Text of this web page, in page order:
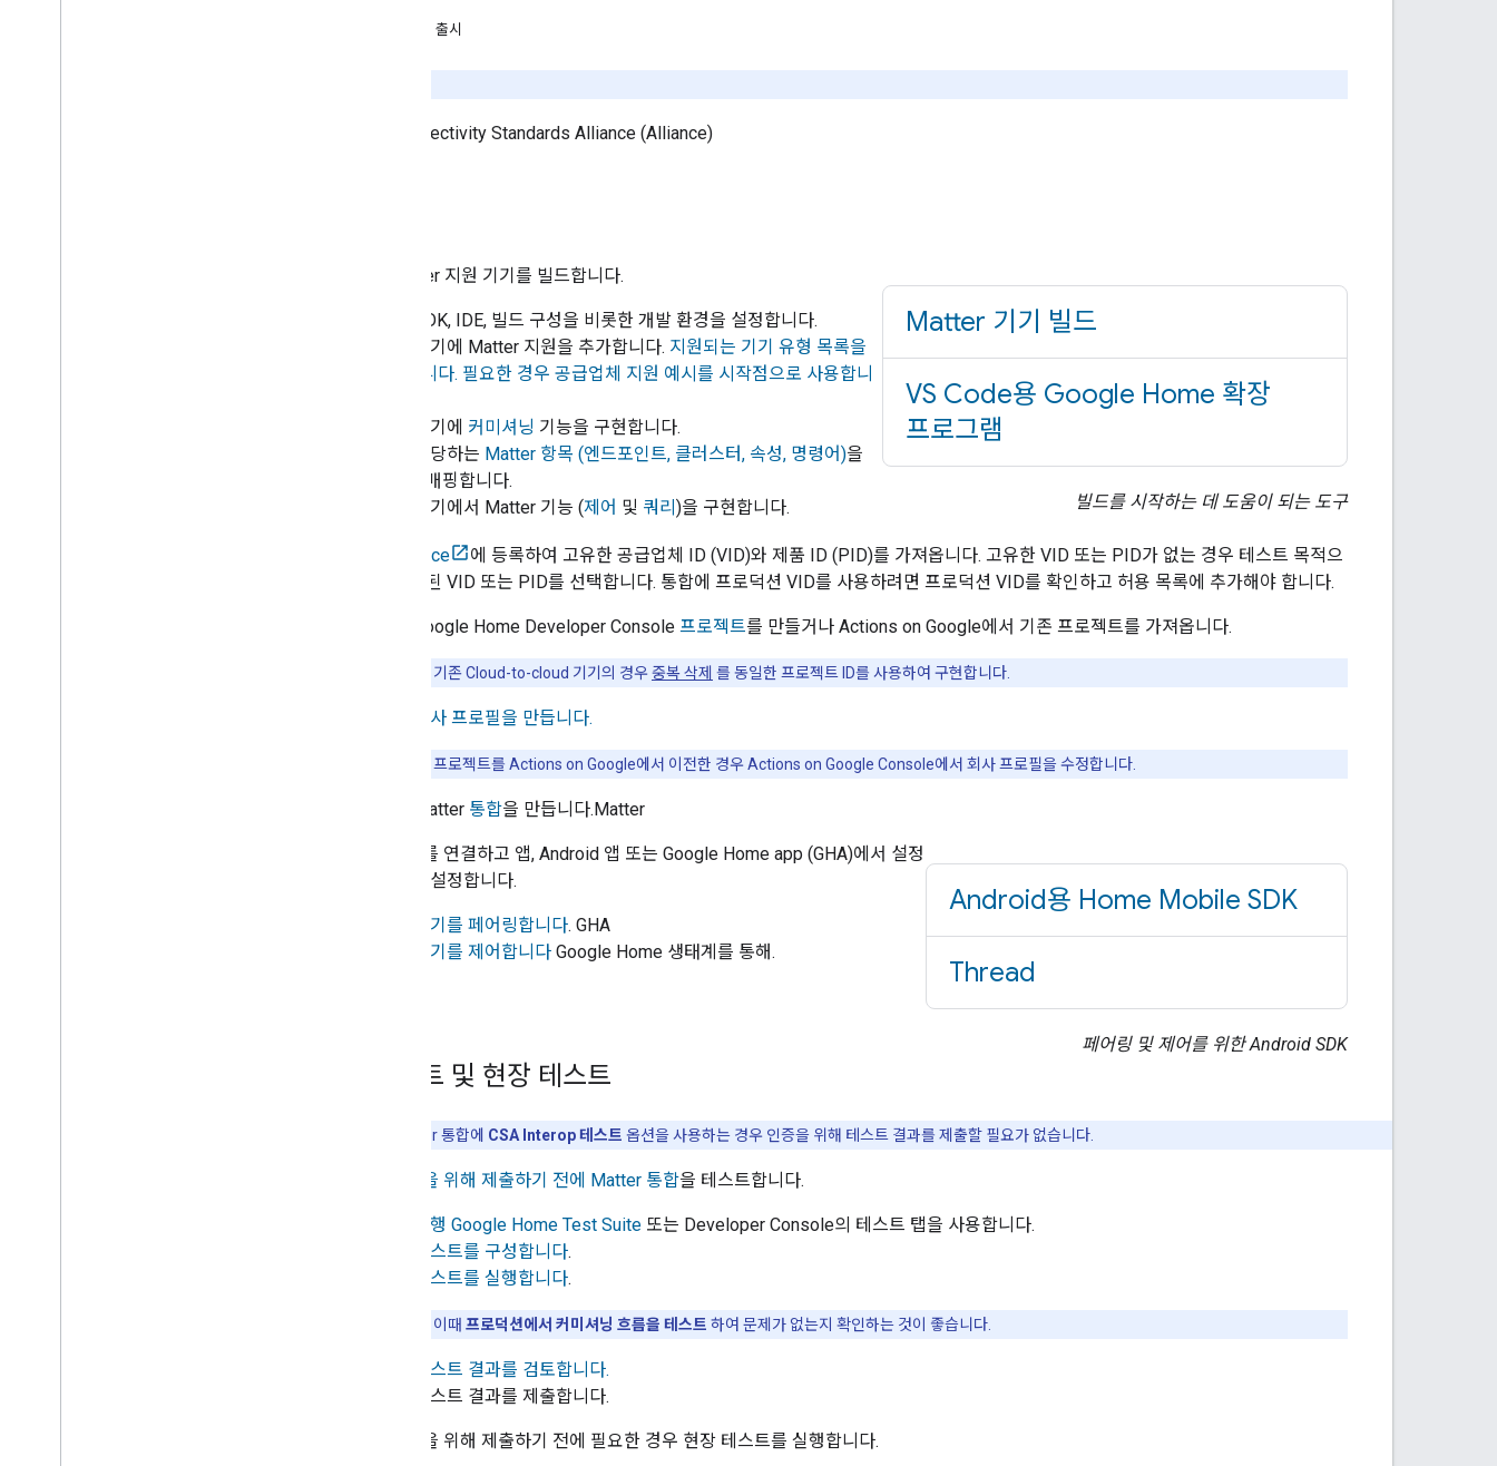
인증 및 출시
Connectivity Standards Alliance (Alliance)
Matter 기기 빌드
VS Code용 Google Home 확장
프로그램
빌드를 시작하는 데 도움이 되는 도구
Matter 지원 기기를 빌드합니다.
1. SDK, IDE, 빌드 구성을 비롯한 개발 환경을 설정합니다.
2. 기기에 Matter 지원을 추가합니다. 지원되는 기기 유형 목록을
확인합니다. 필요한 경우 공급업체 지원 예시를 시작점으로 사용합니
3. 기기에 커미셔닝 기능을 구현합니다.
4. 해당하는 Matter 항목 (엔드포인트, 클러스터, 속성, 명령어)을
기기에 매핑합니다.
5. 기기에서 Matter 기능 (제어 및 쿼리 )을 구현합니다.
Alliance
에 등록하여 고유한 공급업체 ID (VID)와 제품 ID (PID)를 가져옵니다. 고유한 VID 또는 PID가 없는 경우 테스트 목적으
로 할당된 VID 또는 PID를 선택합니다. 통합에 프로덕션 VID를 사용하려면 프로덕션 VID를 확인하고 허용 목록에 추가해야 합니다.
Google Home Developer Console 프로젝트를 만들거나 Actions on Google에서 기존 프로젝트를 가져옵니다.
: 기존Cloud-to-cloud 기기의 경우중복 삭제 를 동일한 프로젝트 ID를 사용하여 구현합니다.
회사 프로필을 만듭니다.
: 프로젝트를 Actions on Google에서 이전한 경우Actions on Google Console에서 회사 프로필을 수정합니다.
3. Matter 통합을 만듭니다.Matter
Android용 Home Mobile SDK
Thread
페어링 및 제어를 위한 Android SDK
3. 기기를 연결하고 앱, Android 앱 또는 Google Home app (GHA)에서 설정
을 사용 설정합니다.
기기를 페어링합니다. GHA
기기를 제어합니다 Google Home 생태계를 통해.
테스트 및 현장 테스트
Matter통합에 CSA Interop 테스트 옵션을 사용하는 경우 인증을 위해 테스트 결과를 제출할 필요가 없습니다.
인증을 위해 제출하기 전에 Matter 통합을 테스트합니다.
실행 Google Home Test Suite 또는 Developer Console의 테스트 탭을 사용합니다.
테스트를 구성합니다.
테스트를 실행합니다.
: 이때 프로덕션에서 커미셔닝 흐름을 테스트 하여 문제가 없는지 확인하는 것이 좋습니다.
테스트 결과를 검토합니다.
5. 테스트 결과를 제출합니다.
5. 인증을 위해 제출하기 전에 필요한 경우 현장 테스트를 실행합니다.